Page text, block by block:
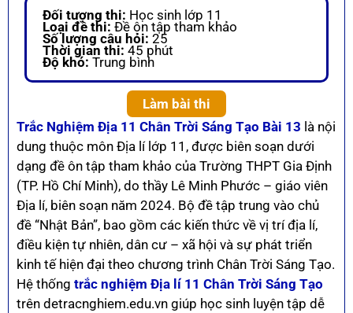
Đối tượng thi: Học sinh lớp 11
Loại đề thi: Đề ôn tập tham khảo
Số lượng câu hỏi: 25
Thời gian thi: 45 phút
Độ khó: Trung bình
Làm bài thi
Trắc Nghiệm Địa 11 Chân Trời Sáng Tạo Bài 13 là nội
dung thuộc môn Địa lí lớp 11, được biên soạn dưới
dạng đề ôn tập tham khảo của Trường THPT Gia Định
(TP. Hồ Chí Minh), do thầy Lê Minh Phước – giáo viên
Địa lí, biên soạn năm 2024. Bộ đề tập trung vào chủ
đề “Nhật Bản”, bao gồm các kiến thức về vị trí địa lí,
điều kiện tự nhiên, dân cư – xã hội và sự phát triển
kinh tế hiện đại theo chương trình Chân Trời Sáng Tạo.
Hệ thống trắc nghiệm Địa lí 11 Chân Trời Sáng Tạo
trên detracnghiem.edu.vn giúp học sinh luyện tập dễ